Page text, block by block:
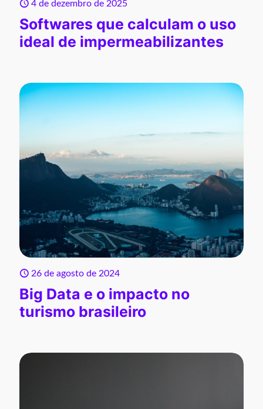
4 de dezembro de 2025
Softwares que calculam o uso
ideal de impermeabilizantes
26 de agosto de 2024
Big Data e o impacto no
turismo brasileiro